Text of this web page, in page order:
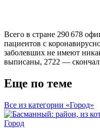
Всего в стране 290 678
пациентов с
заболевших не имеют
выписаны, 2722 —
Еще по теме
Все из категории «Город»
Город